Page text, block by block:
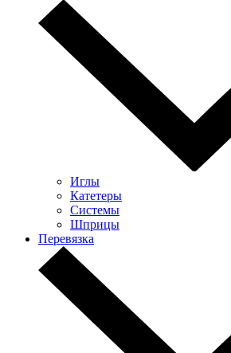
Иглы
Катетеры
Системы
Шприцы
Перевязка